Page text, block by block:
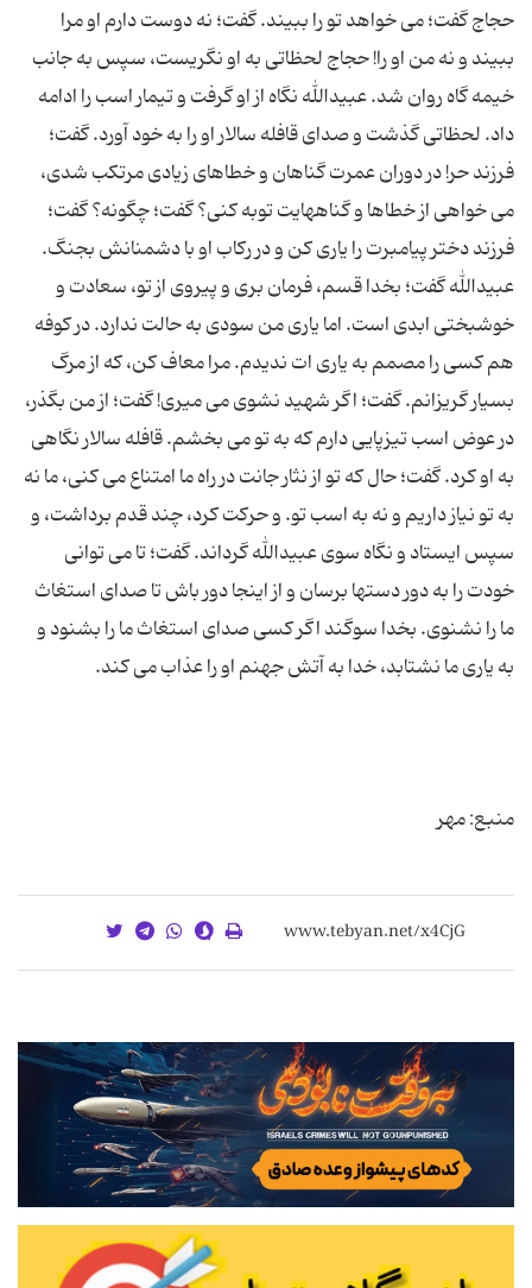
حجاج گفت؛ می خواهد تو را ببیند. گفت؛ نه دوست دارم او مرا
ببیند و نه من او را! حجاج لحظاتی به او نگریست، سپس به جانب
خیمه گاه روان شد. عبیدالله نگاه از او گرفت و تیمار اسب را ادامه
داد. لحظاتی گذشت و صدای قافله سالار او را به خود آورد. گفت؛
فرزند حر! در دوران عمرت گناهان و خطاهای زیادی مرتکب شدی،
می خواهی از خطاها و گناههایت توبه کنی؟ گفت؛ چگونه؟ گفت؛
فرزند دختر پیامبرت را یاری کن و در رکاب او با دشمنانش بجنگ.
عبیدالله گفت؛ بخدا قسم، فرمان بری و پیروی از تو، سعادت و
خوشبختی ابدی است. اما یاری من سودی به حالت ندارد. در کوفه
هم کسی را مصمم به یاری ات ندیدم. مرا معاف کن، که از مرگ
بسیار گریزانم. گفت؛ اگر شهید نشوی می میری! گفت؛ از من بگذر،
در عوض اسب تیزپایی دارم که به تو می بخشم. قافله سالار نگاهی
به او کرد. گفت؛ حال که تو از نثار جانت در راه ما امتناع می کنی، ما نه
به تو نیاز داریم و نه به اسب تو. و حرکت کرد، چند قدم برداشت، و
سپس ایستاد و نگاه سوی عبیدالله گرداند. گفت؛ تا می توانی
خودت را به دور دستها برسان و از اینجا دور باش تا صدای استغاث
ما را نشنوی. بخدا سوگند اگر کسی صدای استغاث ما را بشنود و
منبع: مهر